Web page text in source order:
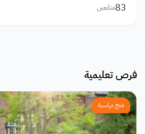
83متابعين
فرص تعليمية
منح دراسية